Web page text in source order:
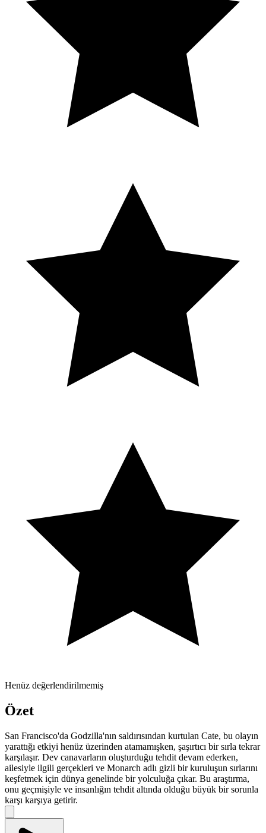
Henüz değerlendirilmemiş
Özet
San Francisco'da Godzilla'nın saldırısından kurtulan Cate, bu olayın
yarattığı etkiyi henüz üzerinden atamamışken, şaşırtıcı bir sırla tekrar
karşılaşır. Dev canavarların oluşturduğu tehdit devam ederken,
ailesiyle ilgili gerçekleri ve Monarch adlı gizli bir kuruluşun sırlarını
keşfetmek için dünya genelinde bir yolculuğa çıkar. Bu araştırma,
onu geçmişiyle ve insanlığın tehdit altında olduğu büyük bir sorunla
karşı karşıya getirir.